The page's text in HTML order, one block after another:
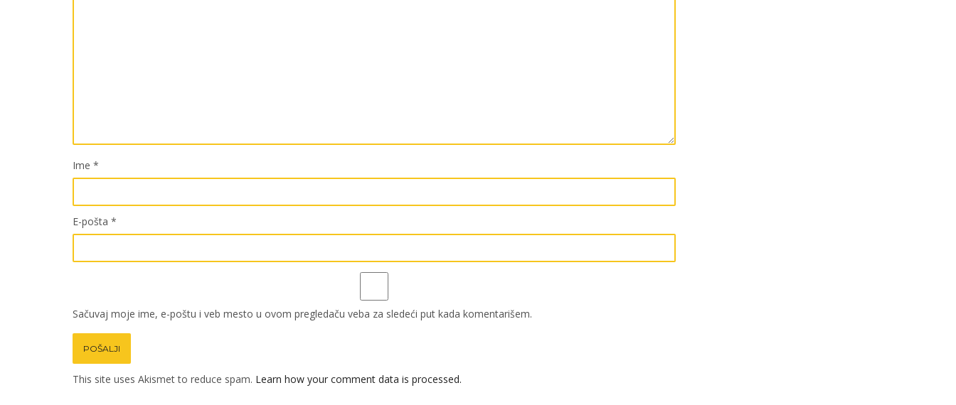
Ime *
E-pošta *
Sačuvaj moje ime, e-poštu i veb mesto u ovom pregledaču veba za sledeći put kada komentarišem.
This site uses Akismet to reduce spam. Learn how your comment data is processed.